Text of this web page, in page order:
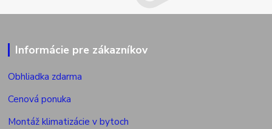
Informácie pre zákazníkov
Obhliadka zdarma
Cenová ponuka
Montáž klimatizácie v bytoch